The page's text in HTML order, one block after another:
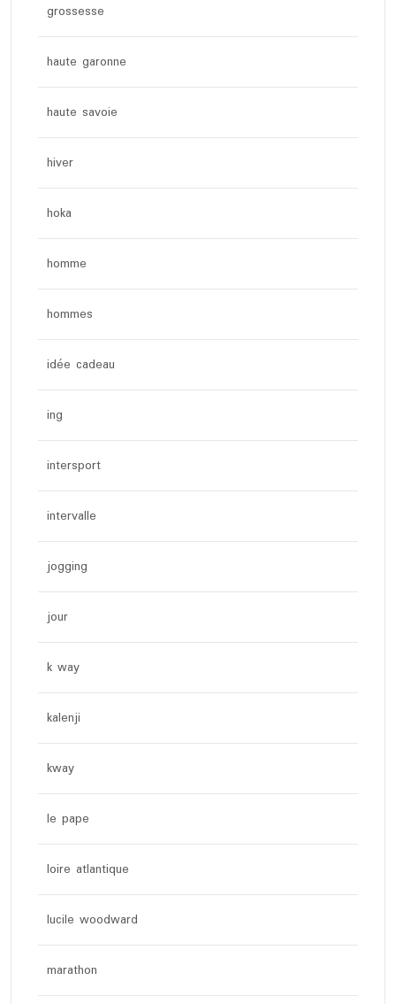
grossesse
haute garonne
haute savoie
hiver
hoka
homme
hommes
idée cadeau
ing
intersport
intervalle
jogging
jour
k way
kalenji
kway
le pape
loire atlantique
lucile woodward
marathon